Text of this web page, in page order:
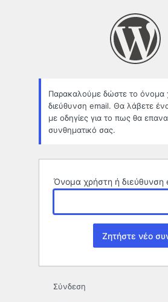
Παρακαλούμε δώστε το όνομα
διεύθυνση email. Θα λάβετε
με οδηγίες για το πως θα
συνθηματικό σας.
Όνομα χρήστη ή διεύθυνση
Σύνδεση